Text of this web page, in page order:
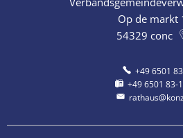
Op de markt
54329 conc
+49 6501
+49 6501 83-